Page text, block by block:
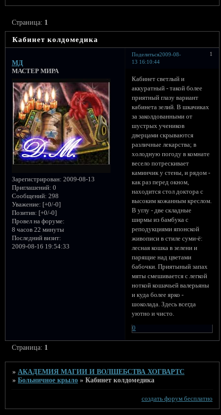
Кабинет колдомедика
Страница: 1
Поделиться 1
2009-08-
13 16:10:44
МД
МАСТЕР МИРА
Зарегистрирован: 2009-08-13
Приглашений: 0
Сообщений: 298
Уважение: [+0/-0]
Позитив: [+0/-0]
Провел на форуме:
8 часов 22 минуты
Последний визит:
2009-08-16 19:54:33
Кабинет светлый и
аккуратный - такой более
приятный глазу вариант
кабинета зелий. В шкачиках
за заколдованными от
шустрых учеников
дверцами скрываются
различные лекарства; в
холодную погоду в комнате
весело потрескивает
каминчик у стены, и рядом -
как раз перед окном,
находится стол доктора с
высоким кожанным креслом.
В углу - две складные
ширмы из бамбука с
реподукциями японской
живописи в стиле суми-ё:
лесная кошка в зелени и
парящие над цветами
бабочки. Приятыный запах
мяты смешивается с легкой
ноткой кошачьей валерьяны
и куда более ярко -
шоколада. Здесь всегда
уютно и чисто.
0
Страница: 1
»АКАДЕМИЯ МАГИИ И ВОЛШЕБСТВА ХОГВАРТС
»Больничное крыло »Кабинет колдомедика
создать форум бесплатно